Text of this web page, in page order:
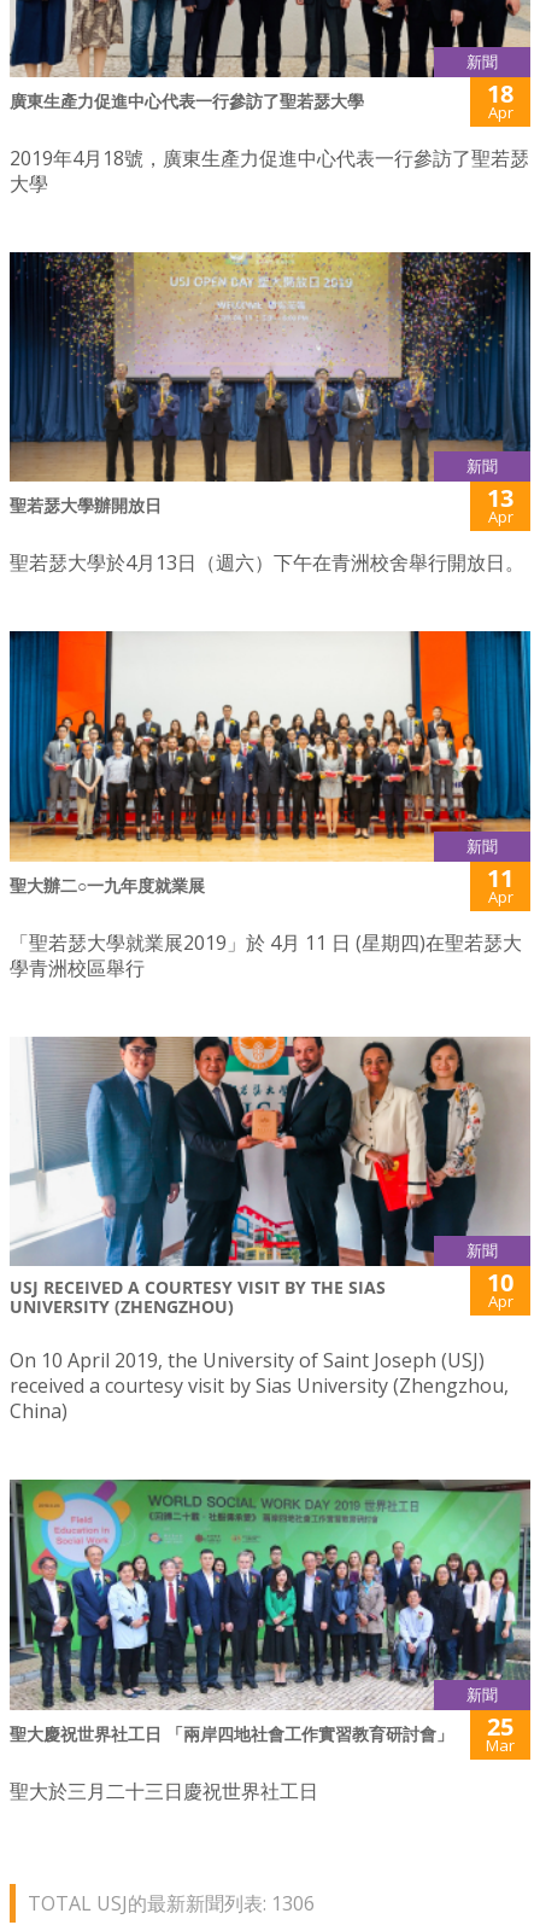
新聞
廣東生產力促進中心代表一行參訪了聖若瑟大學 18
Apr
2019年4月18號，廣東生產力促進中心代表一行參訪了聖若瑟
大學
新聞
聖若瑟大學辦開放日 13
Apr
聖若瑟大學於4月13日（週六）下午在青洲校舍舉行開放日。
新聞
聖大辦二○一九年度就業展 11
Apr
「聖若瑟大學就業展2019」於 4月 11 日 (星期四)在聖若瑟大
學青洲校區舉行
新聞
USJ RECEIVED A COURTESY VISIT BY THE SIAS
UNIVERSITY (ZHENGZHOU)
10
Apr
On 10 April 2019, the University of Saint Joseph (USJ)
received a courtesy visit by Sias University (Zhengzhou,
China)
新聞
聖大慶祝世界社工日 「兩岸四地社會工作實習教育研討會」 25
Mar
聖大於三月二十三日慶祝世界社工日
TOTAL USJ的最新新聞列表: 1306